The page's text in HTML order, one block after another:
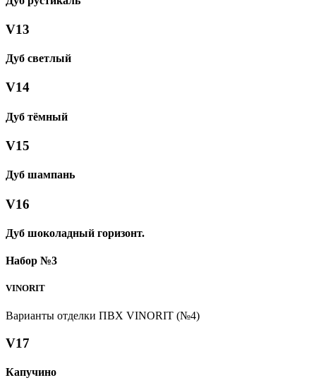
V13
Дуб светлый
V14
Дуб тёмный
V15
Дуб шампань
V16
Дуб шоколадный горизонт.
Набор №3
VINORIT
Варианты отделки ПВХ VINORIT (№4)
V17
Капучино